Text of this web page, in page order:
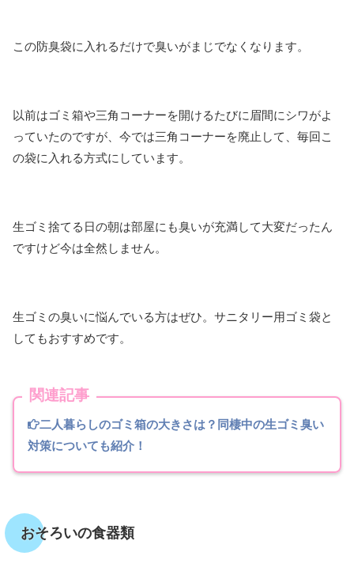
この防臭袋に入れるだけで臭いがまじでなくなります。
以前はゴミ箱や三角コーナーを開けるたびに眉間にシワがよ
っていたのですが、今では三角コーナーを廃止して、毎回こ
の袋に入れる方式にしています。
生ゴミ捨てる日の朝は部屋にも臭いが充満して大変だったん
ですけど今は全然しません。
生ゴミの臭いに悩んでいる方はぜひ。サニタリー用ゴミ袋と
してもおすすめです。
関連記事
二人暮らしのゴミ箱の大きさは？同棲中の生ゴミ臭い
対策についても紹介！
おそろいの食器類